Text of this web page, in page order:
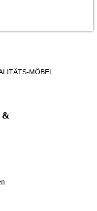
MÖBEL
&